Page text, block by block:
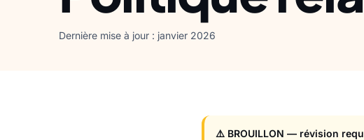
Dernière mise à jour : janvier 2026
⚠️ BROUILLON — révision